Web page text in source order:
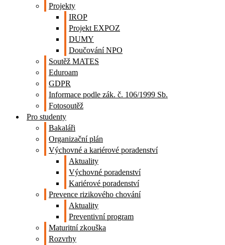
Projekty
IROP
Projekt EXPOZ
DUMY
Doučování NPO
Soutěž MATES
Eduroam
GDPR
Informace podle zák. č. 106/1999 Sb.
Fotosoutěž
Pro studenty
Bakaláři
Organizační plán
Výchovné a kariérové poradenství
Aktuality
Výchovné poradenství
Kariérové poradenství
Prevence rizikového chování
Aktuality
Preventivní program
Maturitní zkouška
Rozvrhy